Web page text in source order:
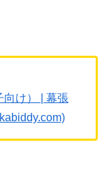
向け） | 幕張